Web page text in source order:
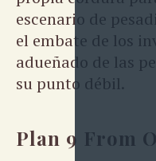
escenario de
el embate de los
adueñado de las
su punto débil.
Plan 9 From